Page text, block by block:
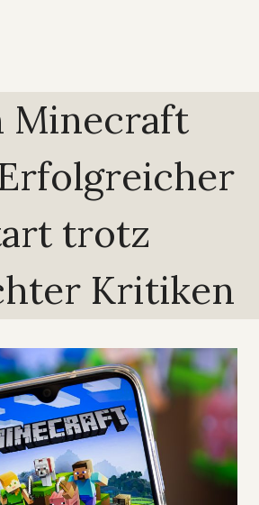
Minecraft
trotz
Kritiken